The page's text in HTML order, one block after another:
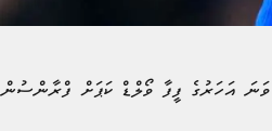
ފްރާންސްގެ ތަރި ކީލިއަން އެމްބާޕޭގެ މޮޅު ކުޅުމާއެކު، ޔޫކްރޭނާ ދެކޮޅަށް 4-0 ގެ ފަސޭހަ މޮޅެއް ހޯދައި، 2026 ވަނަ އަހަރުގެ ފީފާ ވޯލްޑް ކަޕަށް ފްރާންސުން